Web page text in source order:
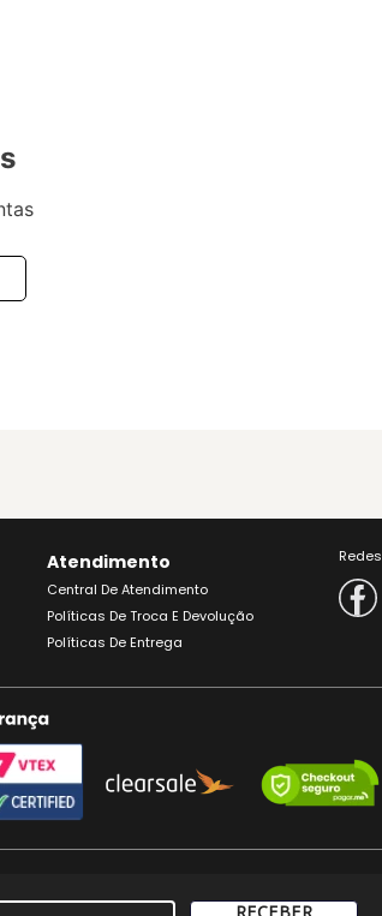
Atendimento
Central De Atendimento
Políticas De Troca E Devolução
Políticas De Entrega
Redes